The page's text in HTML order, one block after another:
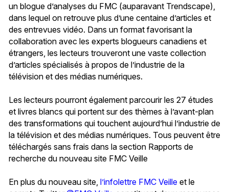
un blogue d’analyses du FMC (auparavant Trendscape),
dans lequel on retrouve plus d’une centaine d’articles et
des entrevues vidéo. Dans un format favorisant la
collaboration avec les experts blogueurs canadiens et
étrangers, les lecteurs trouveront une vaste collection
d’articles spécialisés à propos de l’industrie de la
télévision et des médias numériques.
Les lecteurs pourront également parcourir les 27 études
et livres blancs qui portent sur des thèmes à l’avant-plan
des transformations qui touchent aujourd’hui l’industrie de
la télévision et des médias numériques. Tous peuvent être
téléchargés sans frais dans la section Rapports de
recherche du nouveau site FMC Veille
En plus du nouveau site, l’infolettre FMC Veille et le